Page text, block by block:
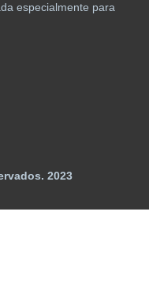
especialmente para
2023